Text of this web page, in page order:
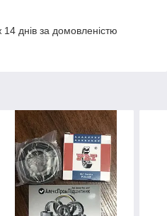
днів за домовленістю